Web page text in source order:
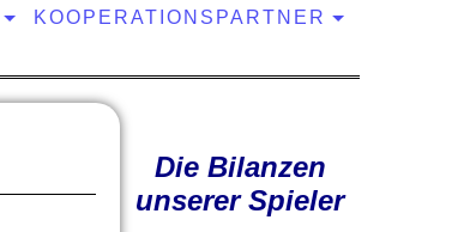
KOOPERATIONSPARTNER
Die Bilanzen
unserer Spieler